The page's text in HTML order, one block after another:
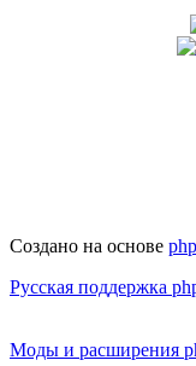
Создано на основе
Русская поддержка
Моды и расширения